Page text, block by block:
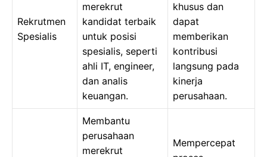
Rekrutmen
Spesialis
merekrut
kandidat terbaik
untuk posisi
spesialis, seperti
ahli IT, engineer,
dan analis
keuangan.
khusus dan
dapat
memberikan
kontribusi
langsung pada
kinerja
perusahaan.
Membantu
perusahaan
merekrut
Mempercepat